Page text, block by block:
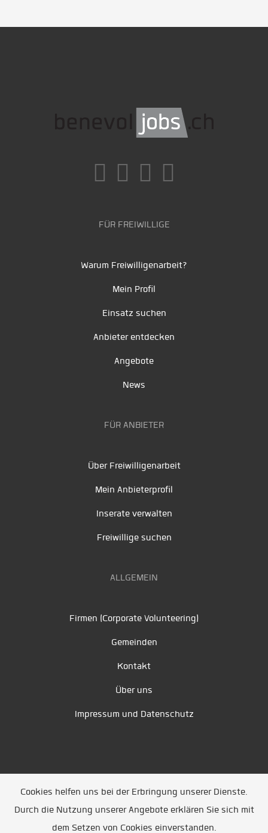
FÜR FREIWILLIGE
Warum Freiwilligenarbeit?
Mein Profil
Einsatz suchen
Anbieter entdecken
Angebote
News
FÜR ANBIETER
Über Freiwilligenarbeit
Mein Anbieterprofil
Inserate verwalten
Freiwillige suchen
ALLGEMEIN
Firmen (Corporate Volunteering)
Gemeinden
Kontakt
Über uns
Impressum und Datenschutz
Unsere Partner/Referenzen/News/ Entwickelt
Cookies helfen uns bei der Erbringung unserer Dienste.
Durch die Nutzung unserer Angebote erklären Sie sich mit
dem Setzen von Cookies einverstanden.